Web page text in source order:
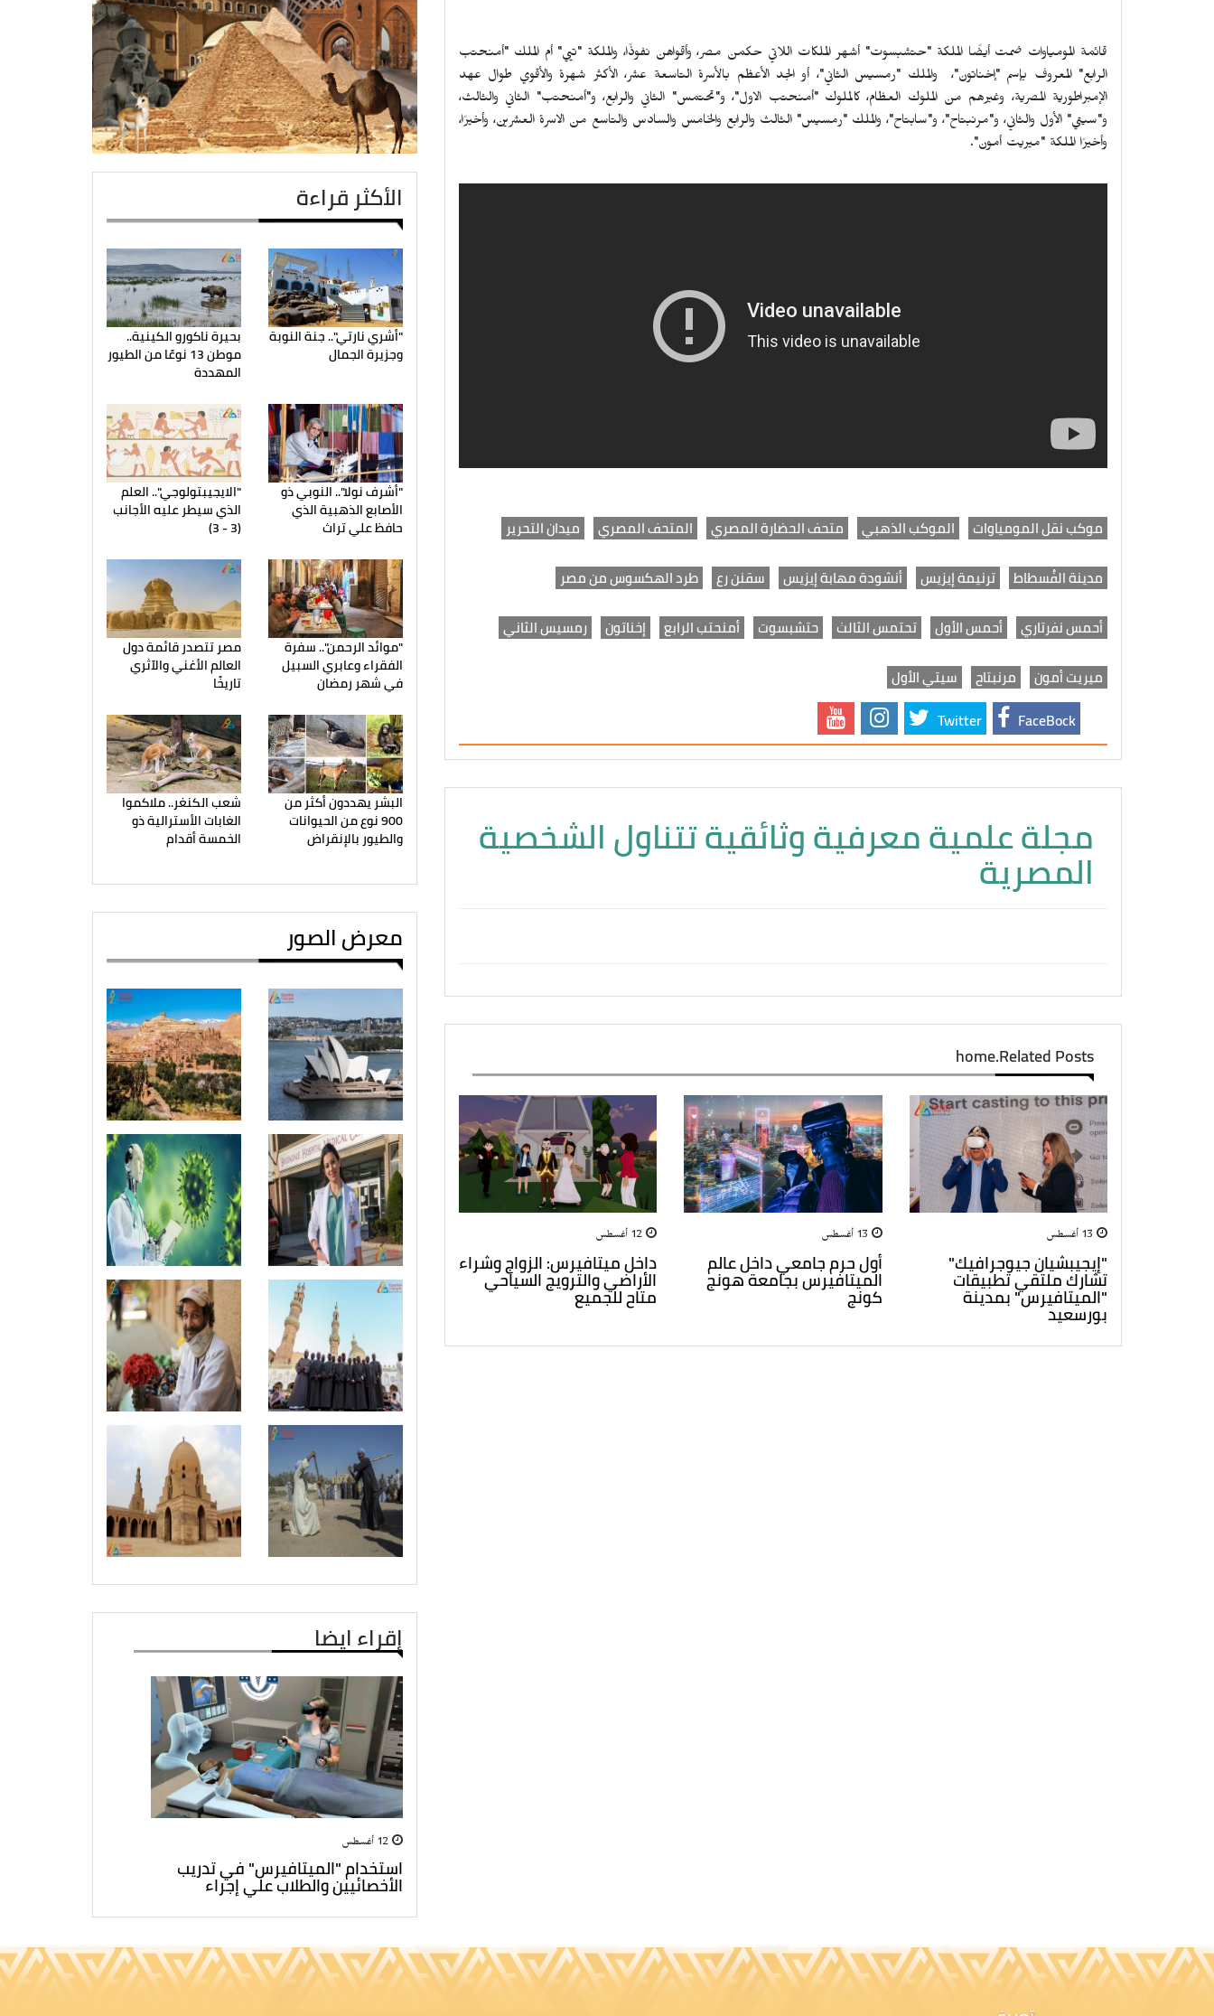
قائمة المومياوات ضمت أيضًا الملكة "حتشبسوت" أشهر الملكات اللاتي حكمن مصر، وأقواهن نفوذًا، والملكة "تيي" أم الملك "أمنحتب
الرابع" المعروف بإسم "إخناتون"، والملك "رمسيس الثاني"، أو الجد الأعظم بالأسرة التاسعة عشر، الأكثر شهرة والأقوي طوال عهد
الإمبراطورية المصرية، وغيرهم من الملوك العظام، كالملوك "أمنحتب الاول"، و"تحتمس" الثاني والرابع، و"أمنحتب" الثاني والثالث،
و"سيتي" الأول والثاني، و"مرنبتاح"، و"سابتاح"، والملك "رمسيس" الثالث والرابع والخامس والسادس والتاسع من الاسرة العشرين، وأخيرًا،
وأخيرًا الملكة "ميريت أمون".
موكب نقل المومياوات الموكب الذهبي متحف الحضارة المصري المتحف المصري
ميدان التحرير
مدينة الفُسطاط
ترنيمة إيزيس أنشودة مهابة إيزيس سقنن رع
طرد الهكسوس من مصر
أحمس نفرتاري
أحمس الأول تحتمس الثالث حتشبسوت أمنحتب الرابع إخناتون
رمسيس الثاني
ميريت أمون
مرنبتاح سيتي الأول
FaceBock
Twitter
مجلة علمية معرفية وثائقية تتناول الشخصية
المصرية
home.Related Posts
"إيجيبشيان جيوجرافيك"
تشارك ملتقي تطبيقات
"الميتافيرس" بمدينة
بورسعيد
أول حرم جامعي داخل عالم
الميتافيرس بجامعة هونج
كونج
12 أغسطس
داخل ميتافيرس: الزواج وشراء
الأراضي والترويج السياحي
متاح للجميع
الأكثر قراءة
"أشري نارتي".. جنة النوبة
وجزيرة الجمال
بحيرة ناكورو الكينية..
موطن 13 نوعًا من الطيور
المهددة
"أشرف نولا".. النوبي ذو
الأصابع الذهبية الذي
حافظ علي تراث
"الايجيبتولوجي".. العلم
الذي سيطر عليه الأجانب
(3 - 3)
"موائد الرحمن".. سفرة
الفقراء وعابري السبيل
في شهر رمضان
مصر تتصدر قائمة دول
العالم الأغني والآثري
تاريخًا
البشر يهددون أكثر من
900 نوع من الحيوانات
والطيور بالإنقراض
شعب الكنغر.. ملاكموا
الغابات الأسترالية ذو
الخمسة أقدام
معرض الصور
إقراء ايضا
استخدام "الميتافيرس" في تدريب
الأخصائيين والطلاب علي إجراء